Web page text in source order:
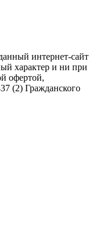
интернет-сайт
характер и ни при
офертой,
(2) Гражданского